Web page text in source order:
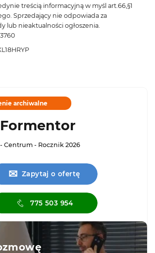
treścią informacyjną w myśl art.66,§1
Sprzedający nie odpowiada za
lub nieaktualności ogłoszenia.
archiwalne
Centrum - Rocznik 2026
✉ Zapytaj o ofertę
775 503 954